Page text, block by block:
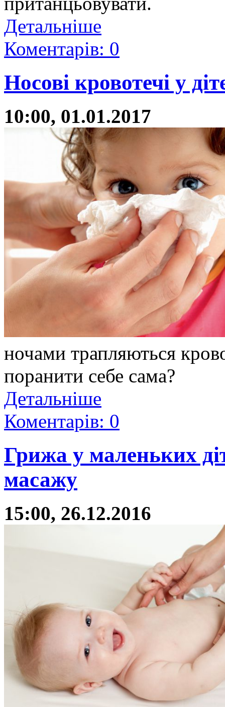
Детальніше
Коментарів: 0
Носові кровотечі у
10:00, 01.01.2017
ночами трапляються
поранити себе сама?
Детальніше
Коментарів: 0
Грижа у маленьких
масажу
15:00, 26.12.2016